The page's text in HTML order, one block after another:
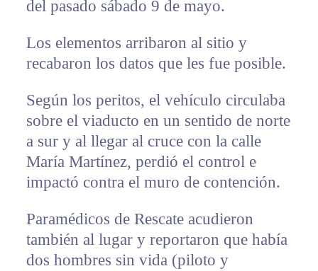
del pasado sábado 9 de mayo.
Los elementos arribaron al sitio y
recabaron los datos que les fue posible.
Según los peritos, el vehículo circulaba
sobre el viaducto en un sentido de norte
a sur y al llegar al cruce con la calle
María Martínez, perdió el control e
impactó contra el muro de contención.
Paramédicos de Rescate acudieron
también al lugar y reportaron que había
dos hombres sin vida (piloto y